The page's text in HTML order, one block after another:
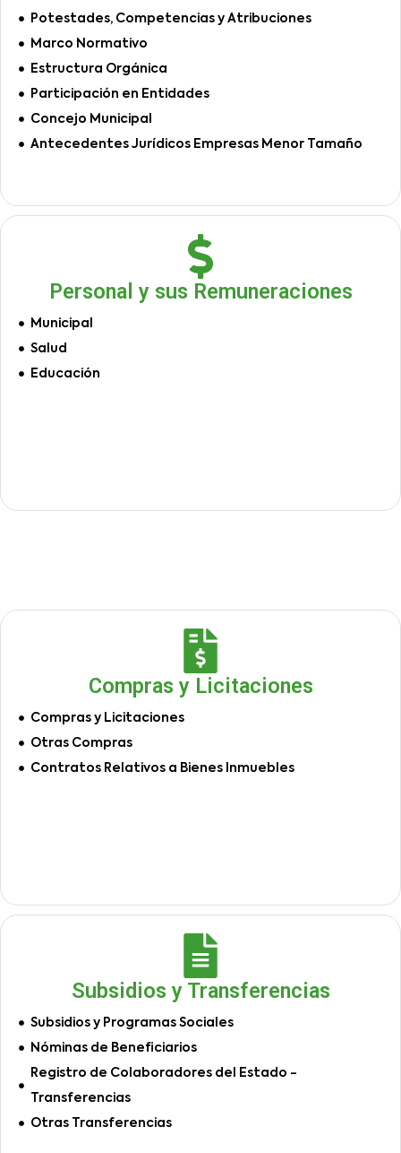
Potestades, Competencias y Atribuciones
Marco Normativo
Estructura Orgánica
Participación en Entidades
Concejo Municipal
Antecedentes Jurídicos Empresas Menor Tamaño
Personal y sus Remuneraciones
Municipal
Salud
Educación
Compras y Licitaciones
Compras y Licitaciones
Otras Compras
Contratos Relativos a Bienes Inmuebles
Subsidios y Transferencias
Subsidios y Programas Sociales
Nóminas de Beneficiarios
Registro de Colaboradores del Estado -
Transferencias
Otras Transferencias